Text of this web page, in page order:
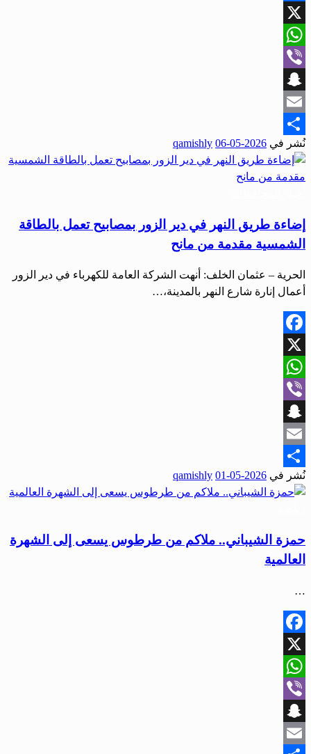
Facebook
X
WhatsApp
Viber
Snapchat
Email
Share
نُشر في 2026-05-06
qamishly
إضاءة طريق النهر في دير الزور بمصابيح تعمل بالطاقة
الشمسية مقدمة من مانح
الحرية – عثمان الخلف: أنهت الشركة العامة للكهرباء في دير الزور
أعمال إنارة شارع النهر بالمدينة،…
Facebook
X
WhatsApp
Viber
Snapchat
Email
Share
نُشر في 2026-05-01
qamishly
حمزة الشيباني.. ملاكم من طرطوس يسعى إلى الشهرة
العالمية
…
Facebook
X
WhatsApp
Viber
Snapchat